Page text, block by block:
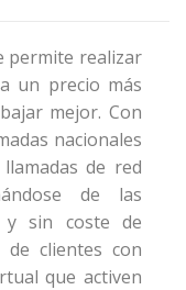
permite realizar
un precio más
mejor. Con
nacionales
de red
de las
y sin coste de
de clientes con
que activen